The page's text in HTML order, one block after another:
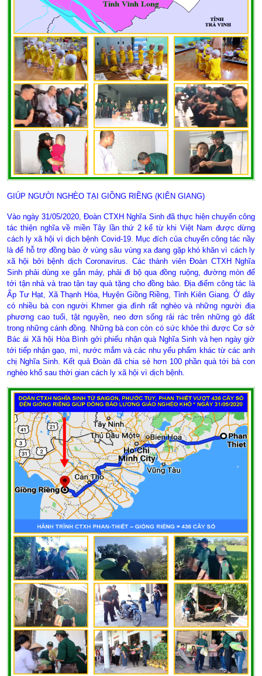
GIÚP NGƯỜI NGHÈO TẠI GIỒNG RIỀNG (KIÊN GIANG)
Vào ngày 31/05/2020, Đoàn CTXH Nghĩa Sinh đã thực hiện chuyến công
tác thiện nghĩa về miền Tây lần thứ 2 kể từ khi Việt Nam được dừng
cách ly xã hội vì dịch bệnh Covid-19. Mục đích của chuyến công tác nầy
là để hỗ trợ đồng bào ở vùng sâu vùng xa đang gặp khó khăn vì cách ly
xã hội bởi bệnh dịch Coronavirus. Các thành viên Đoàn CTXH Nghĩa
Sinh phải dùng xe gắn máy, phải đi bộ qua đồng ruộng, đường mòn để
tới tận nhà và trao tận tay quà tặng cho đồng bào. Địa điểm công tác là
Ấp Tư Hạt, Xã Thạnh Hòa, Huyện Giồng Riềng, Tỉnh Kiên Giang. Ở đây
có nhiều bà con người Khmer gia đình rất nghèo và những người địa
phương cao tuổi, tật nguyền, neo đơn sống rải rác trên những gò đất
trong những cánh đồng. Những bà con còn có sức khỏe thì được Cơ sở
Bác ái Xã hội Hòa Bình gởi phiếu nhận quà Nghĩa Sinh và hẹn ngày giờ
tới tiếp nhận gạo, mì, nước mắm và các nhu yếu phẩm khác từ các anh
chị Nghĩa Sinh. Kết quả Đoàn đã chia sẻ hơn 100 phần quà tới bà con
nghèo khổ sau thời gian cách ly xã hội vì dịch bệnh.